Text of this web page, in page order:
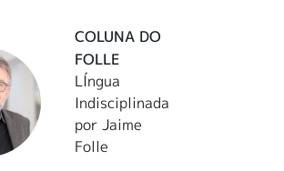
COLUNA DO
FOLLE
LÍngua
Indisciplinada
por Jaime
Folle